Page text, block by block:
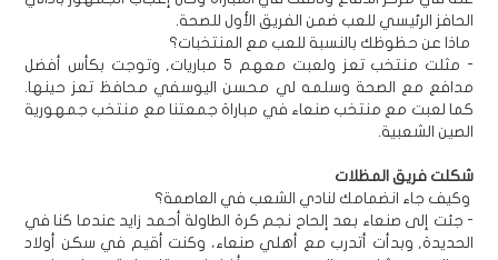
الحافز الرئيسي للعب ضمن الفريق الأول للصحة.
ماذا عن حظوظك بالنسبة للعب مع المنتخبات؟
- مثلت منتخب تعز ولعبت معهم 5 مباريات, وتوجت بكأس أفضل
مدافع مع الصحة وسلمه لي محسن اليوسفي محافظ تعز حينها.
كما لعبت مع منتخب صنعاء في مباراة جمعتنا مع منتخب جمهورية
الصين الشعبية.
شكلت فريق المظلات
وكيف جاء انضمامك لنادي الشعب في العاصمة؟
- جئت إلى صنعاء بعد إلحاح نجم كرة الطاولة أحمد زايد عندما كنا في
الحديدة, وبدأت أتدرب مع أهلي صنعاء، وكنت أقيم في سكن أولاد